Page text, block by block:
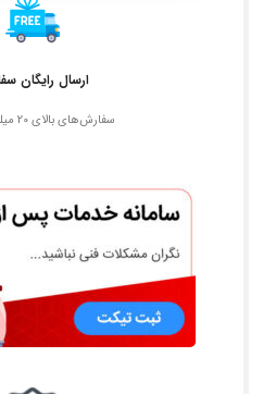
ارسال رایگان
سفارش‌های بالای 20 میلیون تومان